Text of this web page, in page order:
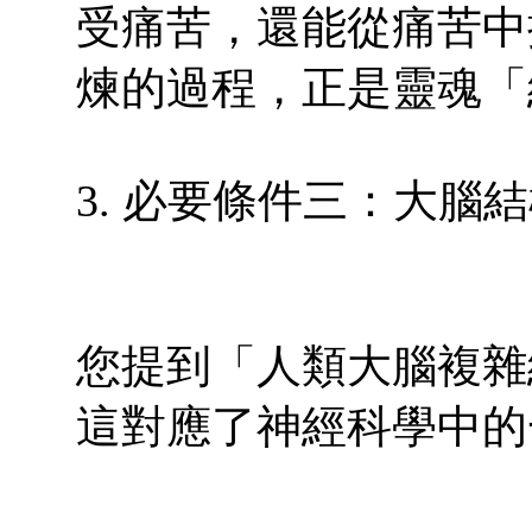
受痛苦，還能從痛苦
煉的過程，正是靈魂
3. 必要條件三：大腦
您提到「人類大腦複
這對應了神經科學中